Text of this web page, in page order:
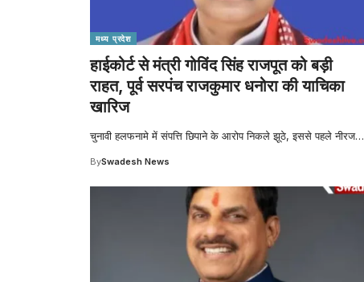
मध्य प्रदेश
हाईकोर्ट से मंत्री गोविंद सिंह राजपूत को बड़ी
राहत, पूर्व सरपंच राजकुमार धनोरा की याचिका
खारिज
चुनावी हलफनामे में संपत्ति छिपाने के आरोप निकले झूठे, इससे पहले नीरज…
BySwadesh News